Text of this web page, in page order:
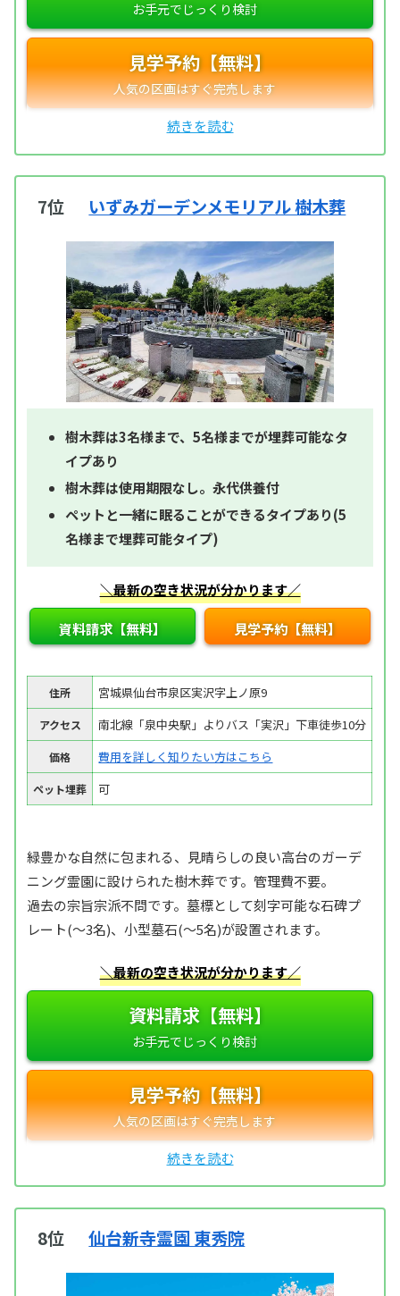
見学予約【無料】
7位 いずみガーデンメモリアル 樹木葬
樹木葬は3名様まで、5名様までが埋葬可能なタ
イプあり
樹木葬は使用期限なし。永代供養付
ペットと一緒に眠ることができるタイプあり(5
名様まで埋葬可能タイプ)
＼最新の空き状況が分かります／
資料請求【無料】 見学予約【無料】
住所 宮城県仙台市泉区実沢字上ノ原9
アクセス 南北線「泉中央駅」よりバス「実沢」下車徒歩10分
価格 費用を詳しく知りたい方はこちら
ペット埋葬 可
緑豊かな自然に包まれる、見晴らしの良い高台のガーデ
ニング霊園に設けられた樹木葬です。管理費不要。
過去の宗旨宗派不問です。墓標として刻字可能な石碑プ
レート(～3名)、小型墓石(～5名)が設置されます。
＼最新の空き状況が分かります／
資料請求【無料】
見学予約【無料】
8位 仙台新寺霊園 東秀院